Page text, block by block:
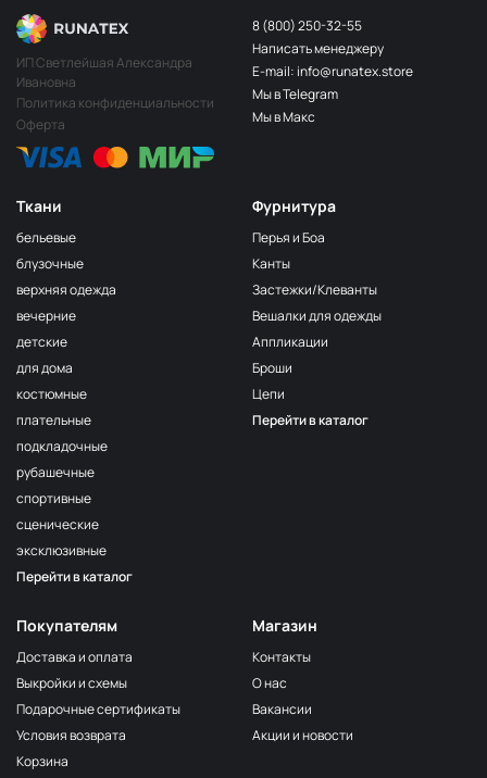
Ткани
бельевые
блузочные
верхняя одежда
вечерние
детские
для дома
костюмные
плательные
подкладочные
рубашечные
спортивные
сценические
эксклюзивные
Перейти в каталог
Фурнитура
Перья и Боа
Канты
Застежки/Клеванты
Вешалки для одежды
Аппликации
Броши
Цепи
Перейти в каталог
Покупателям
Доставка и оплата
Выкройки и схемы
Подарочные сертификаты
Условия возврата
Корзина
Магазин
Контакты
О нас
Вакансии
Акции и новости
ИП Светлейшая Александра
Ивановна
Политика конфиденциальности
Оферта
8 (800) 250-32-55
Написать менеджеру
E-mail: info@runatex.store
Мы в Telegram
Мы в Макс